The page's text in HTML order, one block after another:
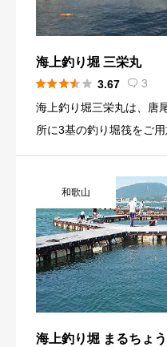
に人気。
海上釣り堀 三栄丸
 3.67  3
海上釣り堀三栄丸は、唐
所に3基の釣り堀筏をご
スに恵まれた場所。 放
ジ、カンパチをはじめ
す。 レンタルも完備し
れの方もお気軽にご利用
和歌山
海上釣り堀 まるちょ